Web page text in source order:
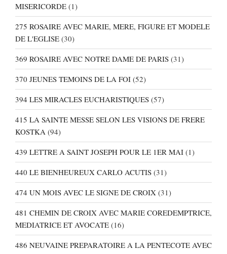
MISERICORDE (1)
275 ROSAIRE AVEC MARIE, MERE, FIGURE ET MODELE
DE L'EGLISE (30)
369 ROSAIRE AVEC NOTRE DAME DE PARIS (31)
370 JEUNES TEMOINS DE LA FOI (52)
394 LES MIRACLES EUCHARISTIQUES (57)
415 LA SAINTE MESSE SELON LES VISIONS DE FRERE
KOSTKA (94)
439 LETTRE A SAINT JOSEPH POUR LE 1ER MAI (1)
440 LE BIENHEUREUX CARLO ACUTIS (31)
474 UN MOIS AVEC LE SIGNE DE CROIX (31)
481 CHEMIN DE CROIX AVEC MARIE COREDEMPTRICE,
MEDIATRICE ET AVOCATE (16)
486 NEUVAINE PREPARATOIRE A LA PENTECOTE AVEC